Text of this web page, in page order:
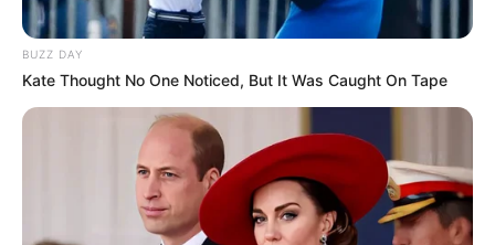
BUZZ DAY
Kate Thought No One Noticed, But It Was Caught On Tape